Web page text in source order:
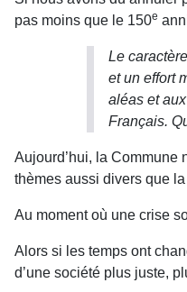
pas moins que le 150e
Le
et un effort
aléas et
Français.
Aujourd’hui, la Commune
thèmes aussi divers que
Au moment où une crise
Alors si les temps ont
d’une société plus juste,